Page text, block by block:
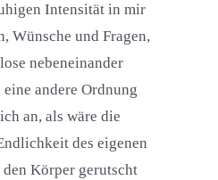
Intensität in mir
Wünsche und Fragen,
nebeneinander
andere Ordnung
an, als wäre die
des eigenen
Körper gerutscht